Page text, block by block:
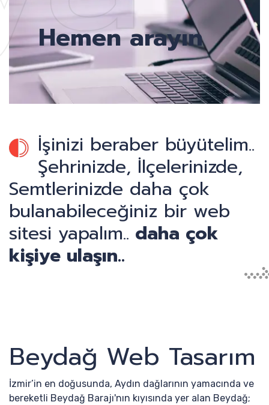
Hemen arayın
İşinizi beraber büyütelim..
Şehrinizde, İlçelerinizde,
Semtlerinizde daha çok
bulanabileceğiniz bir web
sitesi yapalım.. daha çok
kişiye ulaşın..
Beydağ Web Tasarım
İzmir’in en doğusunda, Aydın dağlarının yamacında ve
bereketli Beydağ Barajı'nın kıyısında yer alan Beydağ;